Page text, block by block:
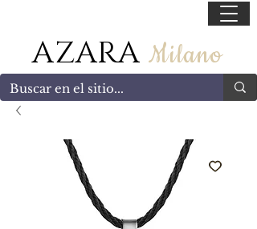
AZARA Milano